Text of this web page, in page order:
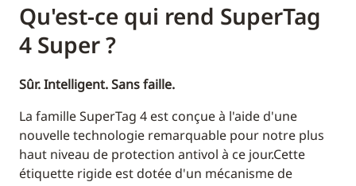
Qu'est-ce qui rend SuperTag
4 Super ?
Sûr. Intelligent. Sans faille.
La famille SuperTag 4 est conçue à l'aide d'une
nouvelle technologie remarquable pour notre plus
haut niveau de protection antivol à ce jour.Cette
étiquette rigide est dotée d'un mécanisme de